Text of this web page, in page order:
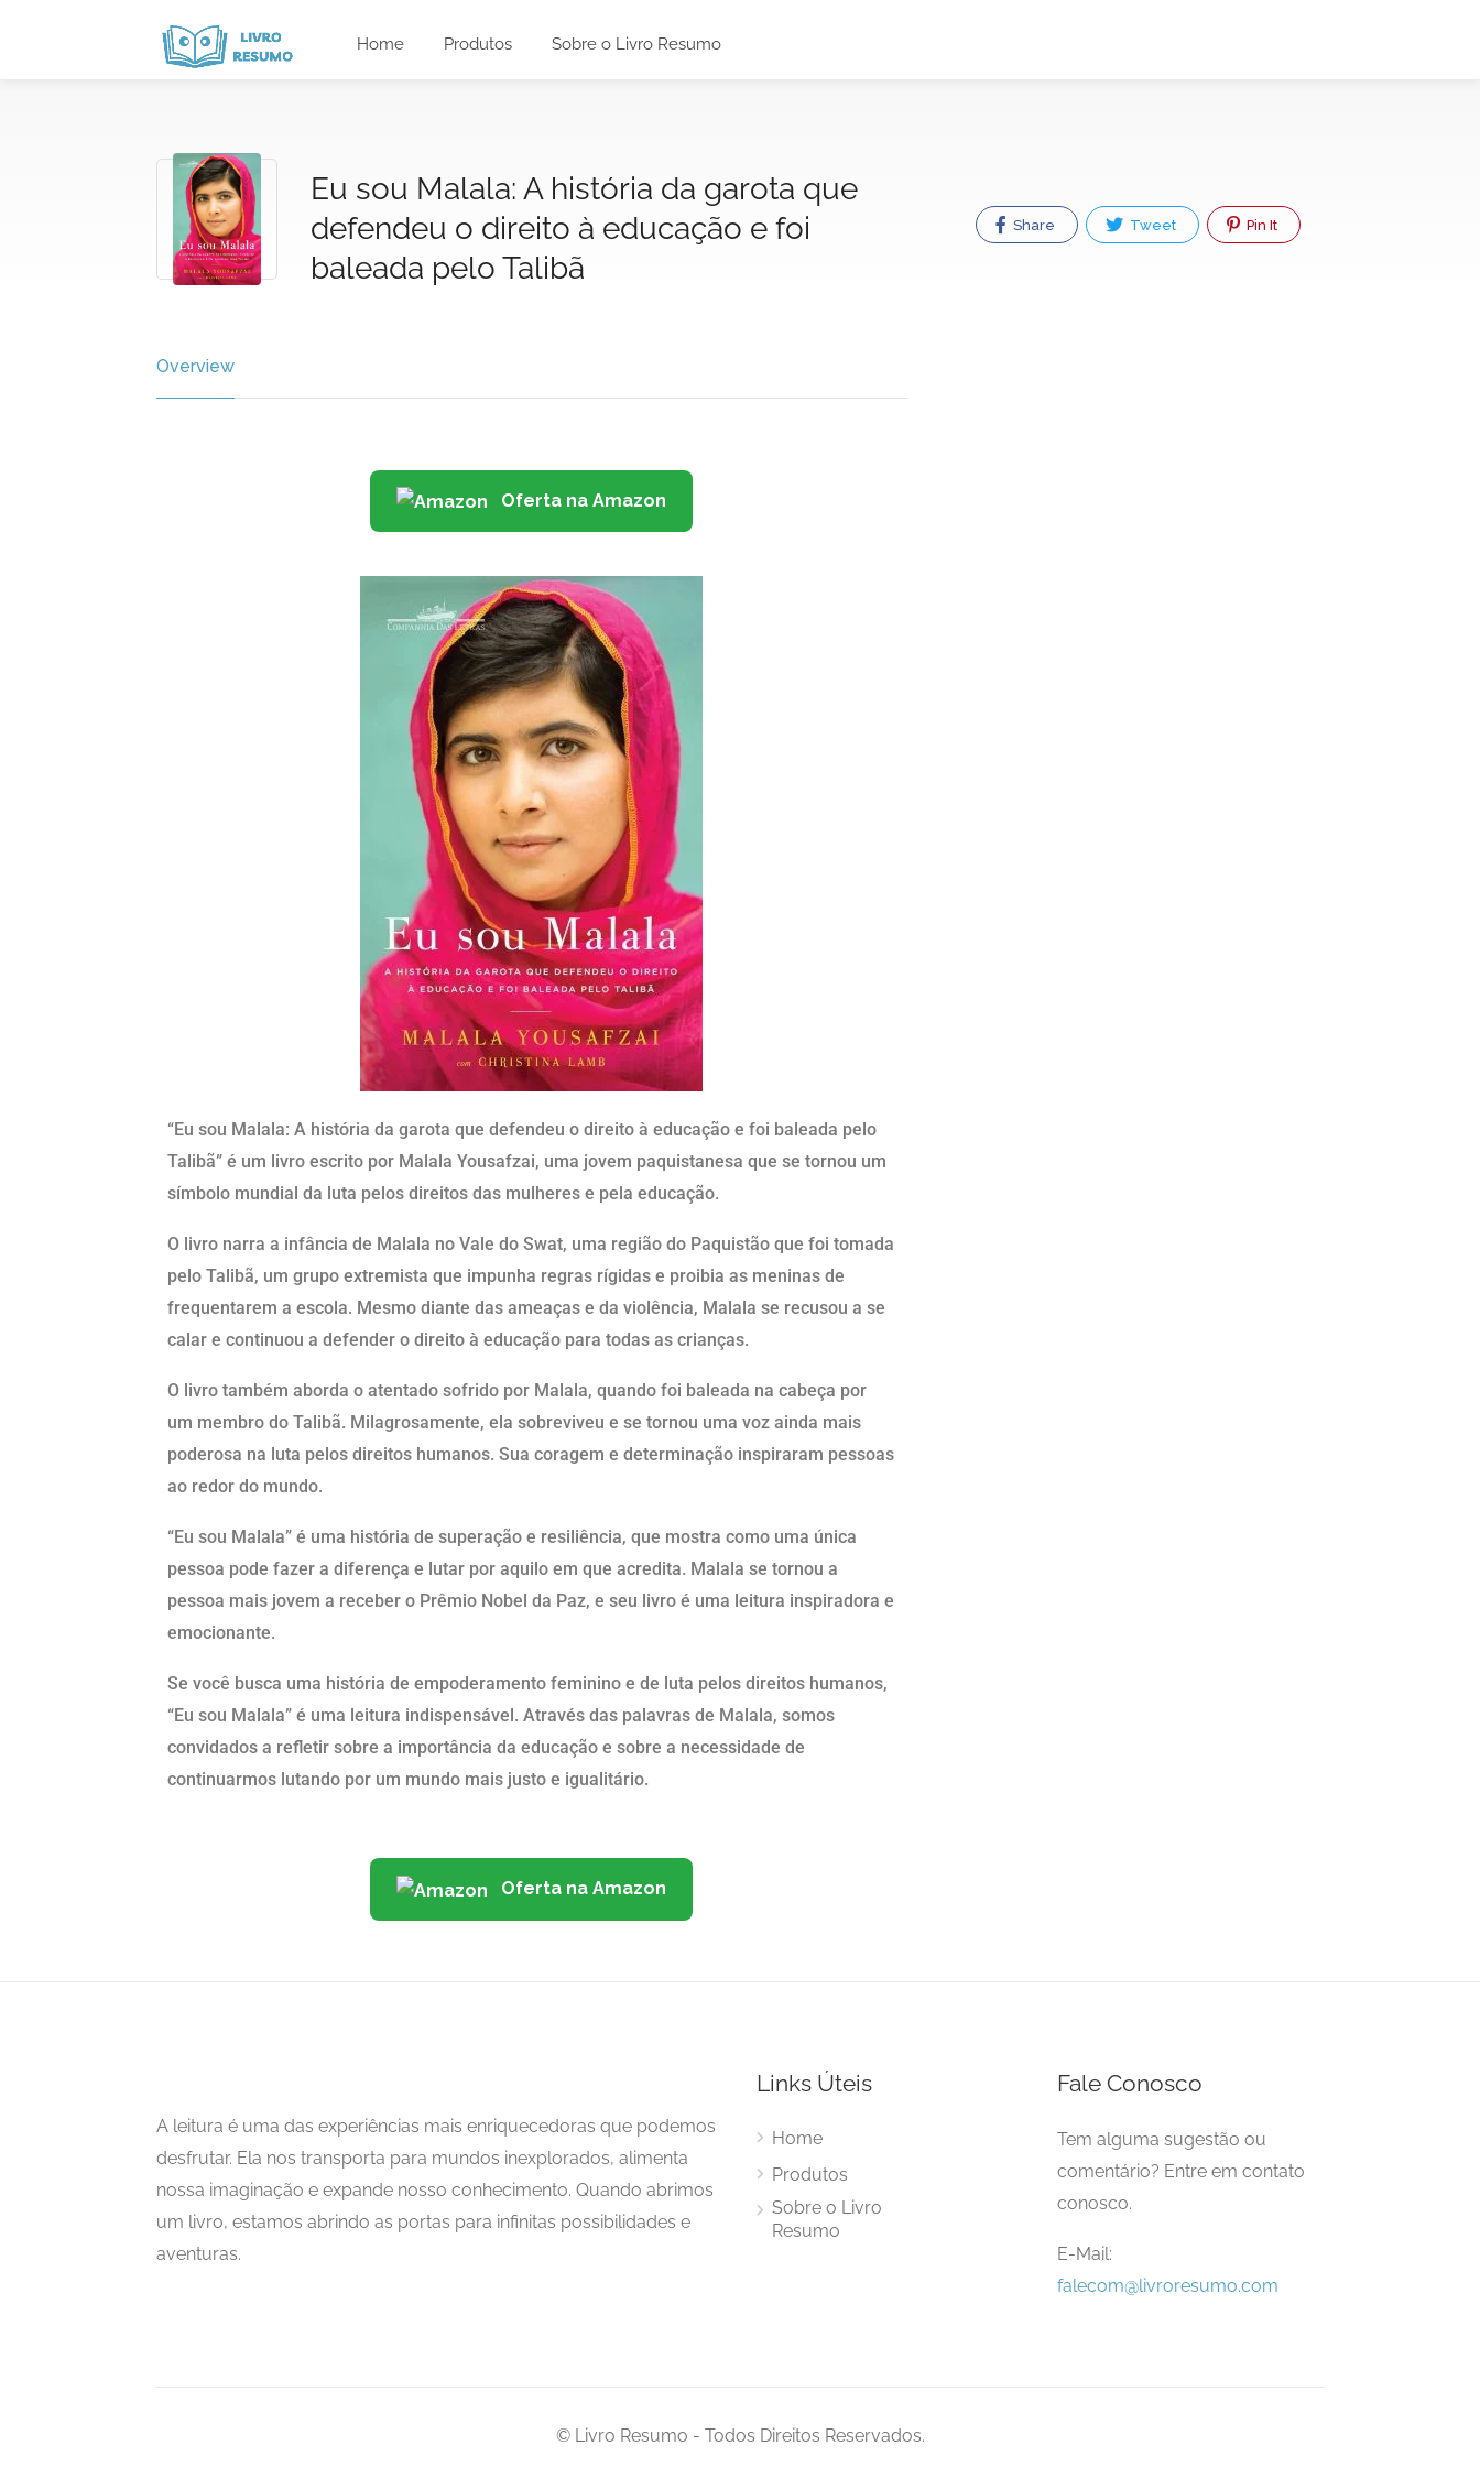
Home Produtos Sobre o Livro Resumo
Eu sou Malala: A história da garota que
defendeu o direito à educação e foi
baleada pelo Talibã
Overview
Oferta na Amazon
“Eu sou Malala: A história da garota que defendeu o direito à educação e foi baleada pelo
Talibã” é um livro escrito por Malala Yousafzai, uma jovem paquistanesa que se tornou um
símbolo mundial da luta pelos direitos das mulheres e pela educação.
O livro narra a infância de Malala no Vale do Swat, uma região do Paquistão que foi tomada
pelo Talibã, um grupo extremista que impunha regras rígidas e proibia as meninas de
frequentarem a escola. Mesmo diante das ameaças e da violência, Malala se recusou a se
calar e continuou a defender o direito à educação para todas as crianças.
O livro também aborda o atentado sofrido por Malala, quando foi baleada na cabeça por
um membro do Talibã. Milagrosamente, ela sobreviveu e se tornou uma voz ainda mais
poderosa na luta pelos direitos humanos. Sua coragem e determinação inspiraram pessoas
ao redor do mundo.
“Eu sou Malala” é uma história de superação e resiliência, que mostra como uma única
pessoa pode fazer a diferença e lutar por aquilo em que acredita. Malala se tornou a
pessoa mais jovem a receber o Prêmio Nobel da Paz, e seu livro é uma leitura inspiradora e
emocionante.
Se você busca uma história de empoderamento feminino e de luta pelos direitos humanos,
“Eu sou Malala” é uma leitura indispensável. Através das palavras de Malala, somos
convidados a refletir sobre a importância da educação e sobre a necessidade de
continuarmos lutando por um mundo mais justo e igualitário.
Oferta na Amazon
Share Tweet Pin It
A leitura é uma das experiências mais enriquecedoras que podemos
desfrutar. Ela nos transporta para mundos inexplorados, alimenta
nossa imaginação e expande nosso conhecimento. Quando abrimos
um livro, estamos abrindo as portas para infinitas possibilidades e
aventuras.
Links Úteis
Home
Produtos
Sobre o Livro
Resumo
Fale Conosco
Tem alguma sugestão ou
comentário? Entre em contato
conosco.
E-Mail:
falecom@livroresumo.com
© Livro Resumo - Todos Direitos Reservados.